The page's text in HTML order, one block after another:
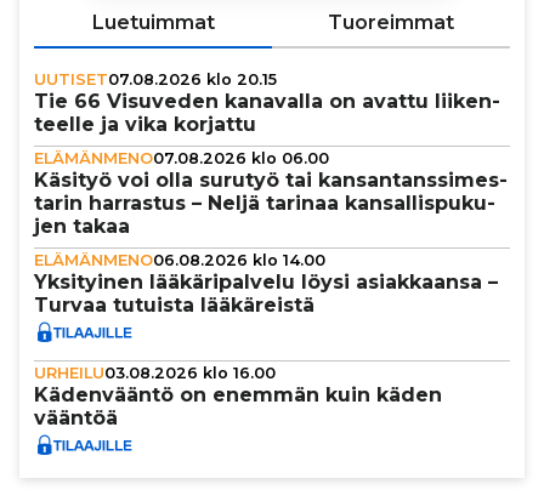
Luetuimmat Tuoreimmat
UUTISET07.08.2026 klo 20.15
Tie 66 Visuveden kanavalla on avattu lii­ken­
teelle ja vika korjattu
ELÄMÄNMENO07.08.2026 klo 06.00
Käsityö voi olla surutyö tai kan­san­tans­si­mes­
ta­rin harrastus – Neljä tarinaa kan­sal­lis­pu­ku­
jen takaa
ELÄMÄNMENO06.08.2026 klo 14.00
Yksi­tyi­nen lää­kä­ri­pal­velu löysi asi­ak­kaansa –
Turvaa tutuista lää­kä­reistä
URHEILU03.08.2026 klo 16.00
Käden­vääntö on enemmän kuin käden
vääntöä